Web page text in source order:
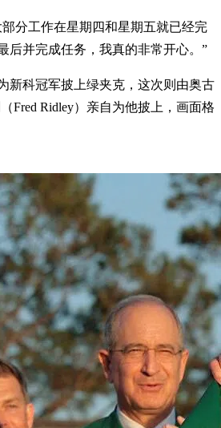
分工作在星期四和星期五就已经完
后并完成任务，我真的非常开心。”
新科冠军披上绿夹克，这次则由奥古
Fred Ridley）亲自为他披上，画面格